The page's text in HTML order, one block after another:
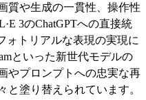
質や生成の一貫性、操作性
3のChatGPTへの直接統
ォトリアルな表現の実現に
といった新世代モデルの
やプロンプトへの忠実な再
と塗り替えられています。